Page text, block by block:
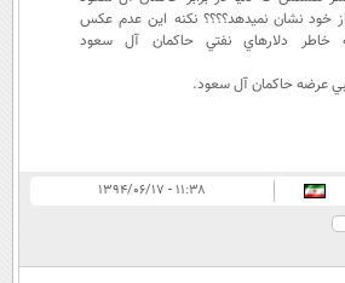
خود نشان نميدهد؟؟؟؟ نكنه اين عدم عكس
خاطر دلارهاي نفتي حاكمان آل سعود
عرضه حاكمان آل سعود.
۱۱:۳۸ - ۱۳۹۴/۰۶/۱۷